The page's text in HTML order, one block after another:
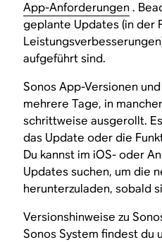
App-Anforderungen.
geplante Updates (in der
aufgeführt sind.
Sonos App-Versionen
mehrere Tage, in
schrittweise ausgerollt.
das Update oder die
Du kannst im iOS- oder
Updates suchen, um die
herunterzuladen, sobald
Versionshinweise zu
Sonos System findest du